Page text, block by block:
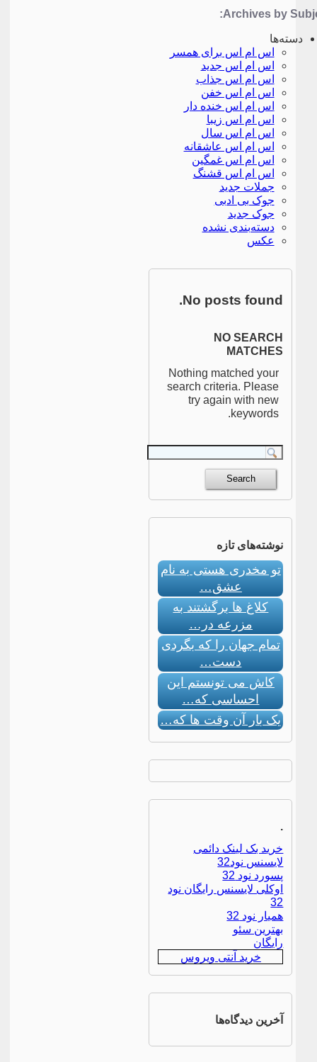
Archives by
دسته‌ها
اس ام اس برای همسر
اس ام اس جدید
اس ام اس جذاب
اس ام اس خفن
اس ام اس خنده دار
اس ام اس زیبا
اس ام اس سال
اس ام اس عاشقانه
اس ام اس غمگین
اس ام اس قشنگ
جملات جدید
جوک بی ادبی
جوک جدید
دسته‌بندی نشده
عکس
No posts found.
NO SEARCH
MATCHES
Nothing matched your
search criteria. Please
try again with new
keywords.
نوشته‌های تازه
تو مخدری هستی به نام
عشق…
کلاغ ها برگشتند به
مزرعه در…
تمام جهان را که بگردی
دست…
کاش می تونستم این
احساسی که…
یک بار آن وقت ها که…
.
خرید بک لینک دائمی
لایسنس نود32
پسورد نود 32
اوکلی لایسنس رایگان نود
32
همیار نود 32
بهترین سئو
رایگان
خرید آنتی ویروس
آخرین دیدگاه‌ها